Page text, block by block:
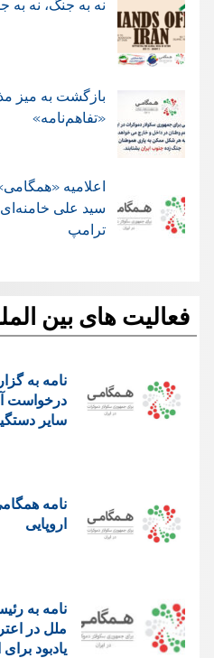
نه به جنگ، نه به
بازگشت به میز
«تفاهم‌نامه»
اعلامیه
سید علی
ترامپ
فعالیت های بین
نامه به
درخواست
سایر
نامه
اروپایی
نامه به
ملل در
یادبود